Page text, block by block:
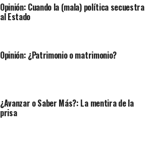
Opinión: Cuando la (mala) política secuestra
al Estado
Opinión: ¿Patrimonio o matrimonio?
¿Avanzar o Saber Más?: La mentira de la
prisa